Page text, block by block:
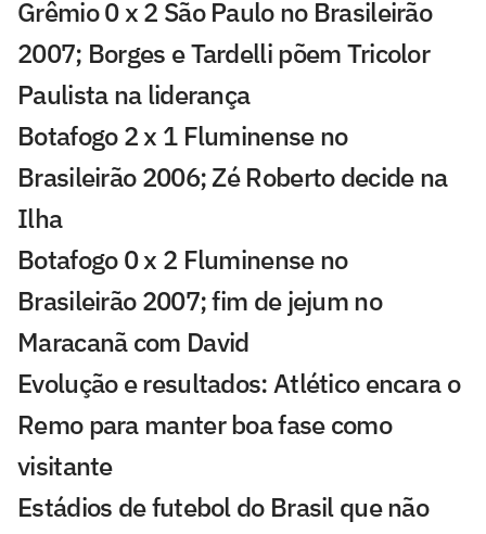
Grêmio 0 x 2 São Paulo no Brasileirão
2007; Borges e Tardelli põem Tricolor
Paulista na liderança
Botafogo 2 x 1 Fluminense no
Brasileirão 2006; Zé Roberto decide na
Ilha
Botafogo 0 x 2 Fluminense no
Brasileirão 2007; fim de jejum no
Maracanã com David
Evolução e resultados: Atlético encara o
Remo para manter boa fase como
visitante
Estádios de futebol do Brasil que não